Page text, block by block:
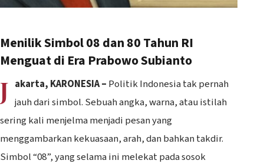
Menilik Simbol 08 dan 80 Tahun RI
Menguat di Era Prabowo Subianto
J akarta, KARONESIA – Politik Indonesia tak pernah
jauh dari simbol. Sebuah angka, warna, atau istilah
sering kali menjelma menjadi pesan yang
menggambarkan kekuasaan, arah, dan bahkan takdir.
Simbol “08”, yang selama ini melekat pada sosok